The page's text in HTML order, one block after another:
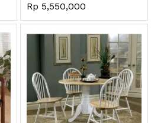
Rp 5,550,000